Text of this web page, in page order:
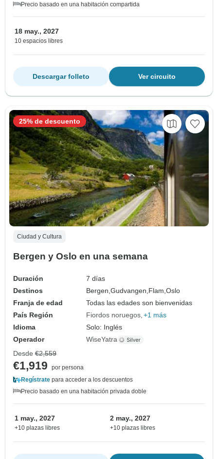
Precio basado en una habitación compartida
18 may., 2027
10 espacios libres
Ver circuito
Descargar folleto
Ciudad y Cultura
Bergen y Oslo en una semana
Duración
7 días
Destinos
Bergen,Gudvangen, Flam,Oslo
Franja de edad
Todas las edades son bienvenidas
País Región
Fiordos noruegos +1 más
Idioma
Solo: Inglés
Operador
WiseYatra
25% de descuento
Desde €2,559
€1,919
por persona
Regístrate para acceder a los descuentos
Precio basado en una habitación privada doble
1 may., 2027
+10 plazas libres
2 may., 2027
+10 plazas libres